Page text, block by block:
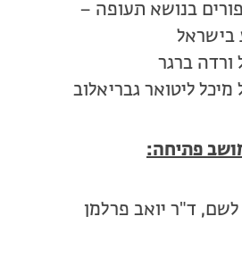
בנושא תעופה –
בישראל
ורדה ברגר
ליטואר גבריאלוב
לשם, ד"ר יואב פרלמן